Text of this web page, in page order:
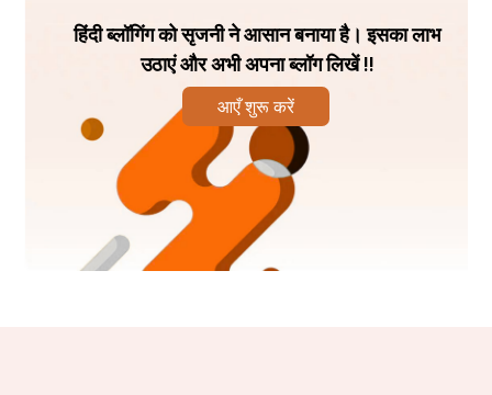
मेरे कविताएं सिर्फ आपके लिए
लेखक धन्यवाद बेहेरा "धनी"
हिंदी ब्लॉगिंग को सृजनी ने आसान बनाया है। इसका लाभ
उठाएं और अभी अपना ब्लॉग लिखें !!
आएँ शुरू करें